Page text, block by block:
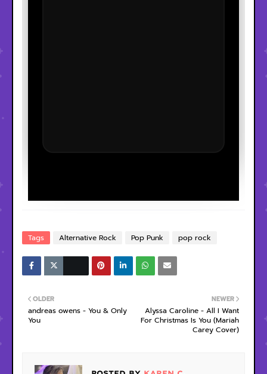
Tags Alternative Rock Pop Punk pop rock
NEWER
Alyssa Caroline - All I Want
For Christmas Is You (Mariah
Carey Cover)
OLDER
andreas owens - You & Only
You